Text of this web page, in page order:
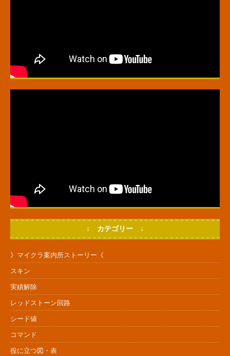
↓ カテゴリー ↓
》マイクラ案内所ストーリー《
スキン
実績解除
レッドストーン回路
シード値
コマンド
役に立つ図・表